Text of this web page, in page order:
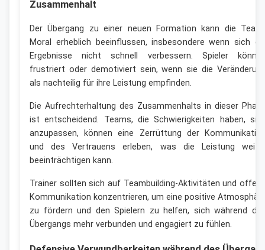
Zusammenhalt
Der Übergang zu einer neuen Formation kann die
Moral erheblich beeinflussen, insbesondere wenn sich
Ergebnisse nicht schnell verbessern. Spieler
frustriert oder demotiviert sein, wenn sie die
als nachteilig für ihre Leistung empfinden.
Die Aufrechterhaltung des Zusammenhalts in dieser
ist entscheidend. Teams, die Schwierigkeiten haben,
anzupassen, können eine Zerrüttung der
und des Vertrauens erleben, was die Leistung
beeinträchtigen kann.
Trainer sollten sich auf Teambuilding-Aktivitäten und
Kommunikation konzentrieren, um eine positive
zu fördern und den Spielern zu helfen, sich während
Übergangs mehr verbunden und engagiert zu fühlen.